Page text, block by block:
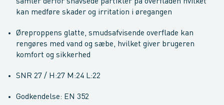
kan medføre skader og irritation i øregangen
Øreproppens glatte, smudsafvisende overflade kan
rengøres med vand og sæbe, hvilket giver brugeren
komfort og sikkerhed
SNR 27 / H:27 M:24 L:22
Godkendelse: EN 352